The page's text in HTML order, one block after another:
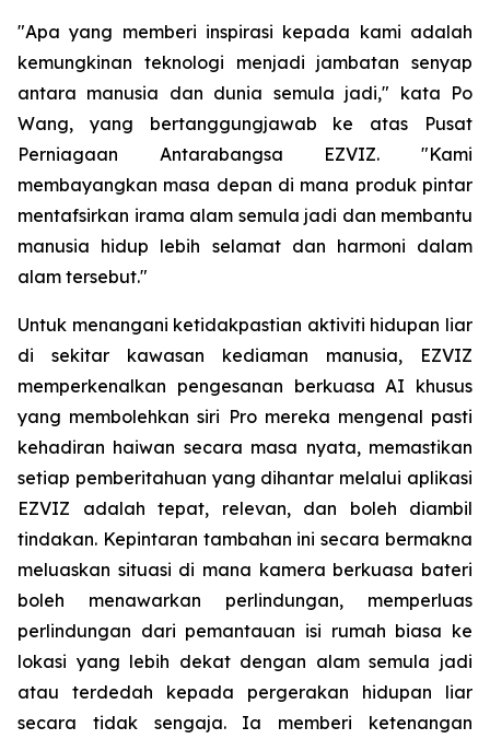
"Apa yang memberi inspirasi kepada kami adalah
kemungkinan teknologi menjadi jambatan senyap
antara manusia dan dunia semula jadi," kata Po
Wang, yang bertanggungjawab ke atas Pusat
Perniagaan Antarabangsa EZVIZ. "Kami
membayangkan masa depan di mana produk pintar
mentafsirkan irama alam semula jadi dan membantu
manusia hidup lebih selamat dan harmoni dalam
alam tersebut."
Untuk menangani ketidakpastian aktiviti hidupan liar
di sekitar kawasan kediaman manusia, EZVIZ
memperkenalkan pengesanan berkuasa AI khusus
yang membolehkan siri Pro mereka mengenal pasti
kehadiran haiwan secara masa nyata, memastikan
setiap pemberitahuan yang dihantar melalui aplikasi
EZVIZ adalah tepat, relevan, dan boleh diambil
tindakan. Kepintaran tambahan ini secara bermakna
meluaskan situasi di mana kamera berkuasa bateri
boleh menawarkan perlindungan, memperluas
perlindungan dari pemantauan isi rumah biasa ke
lokasi yang lebih dekat dengan alam semula jadi
atau terdedah kepada pergerakan hidupan liar
secara tidak sengaja. Ia memberi ketenangan